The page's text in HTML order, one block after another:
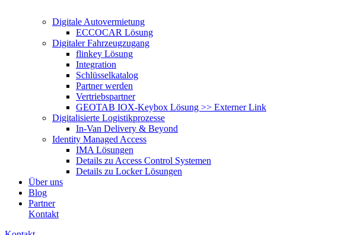
Digitale Autovermietung
ECCOCAR Lösung
Digitaler Fahrzeugzugang
flinkey Lösung
Integration
Schlüsselkatalog
Partner werden
Vertriebspartner
GEOTAB IOX-Keybox Lösung >> Externer Link
Digitalisierte Logistikprozesse
In-Van Delivery & Beyond
Identity Managed Access
IMA Lösungen
Details zu Access Control Systemen
Details zu Locker Lösungen
Über uns
Blog
Partner
Kontakt